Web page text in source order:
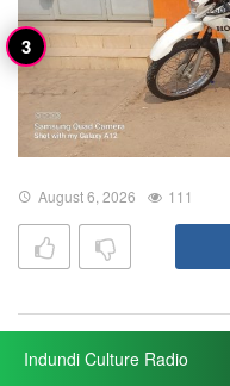
August 6, 2026 111
La science et la
Indundi Culture Radio